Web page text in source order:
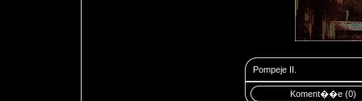
Pompeje II.
Koment��e (0)